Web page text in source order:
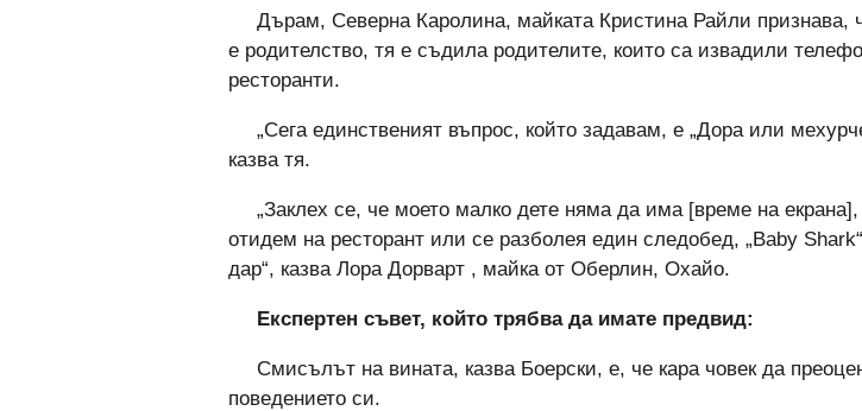
Дърам, Северна Каролина, майката Кристина Райли признава,
е родителство, тя е съдила родителите, които са извадили
ресторанти.
„Сега единственият въпрос, който задавам, е „Дора или
казва тя.
„Заклех се, че моето малко дете няма да има [време на екрана],
отидем на ресторант или се разболея един следобед, „Baby
дар“, казва Лора Дорварт , майка от Оберлин, Охайо.
Експертен съвет, който трябва да имате предвид:
Смисълът на вината, казва Боерски, е, че кара човек да
поведението си.